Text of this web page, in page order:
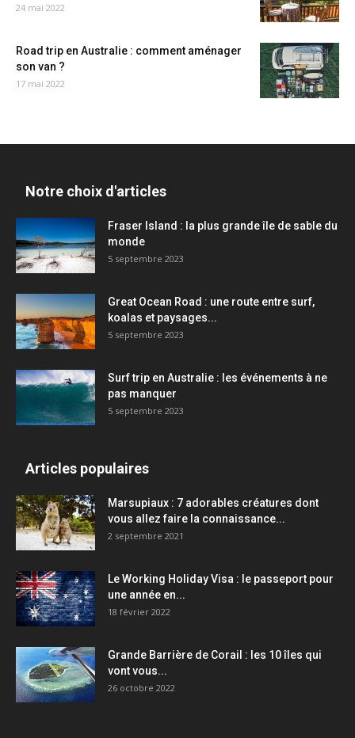
24 mai 2022
Road trip en Australie : comment aménager
son van ?
17 mai 2022
Notre choix d'articles
Fraser Island : la plus grande île de sable du
monde
5 septembre 2023
Great Ocean Road : une route entre surf,
koalas et paysages...
5 septembre 2023
Surf trip en Australie : les événements à ne
pas manquer
5 septembre 2023
Articles populaires
Marsupiaux : 7 adorables créatures dont
vous allez faire la connaissance...
2 septembre 2021
Le Working Holiday Visa : le passeport pour
une année en...
18 février 2022
Grande Barrière de Corail : les 10 îles qui
vont vous...
26 octobre 2022